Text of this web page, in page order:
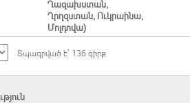
Ղազախստան,
Ղրղզստան, Ուկրաինա,
Մոլդովա)
Տպագրված է` 136 գիրք